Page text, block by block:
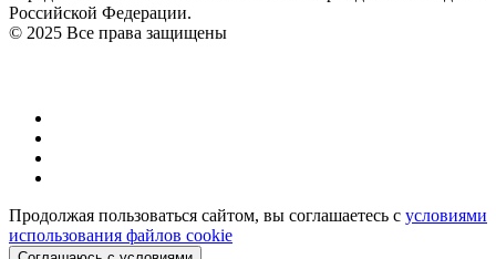
Российской Федерации.
© 2025 Все права защищены
Продолжая пользоваться сайтом, вы соглашаетесь с условиями
использования файлов cookie